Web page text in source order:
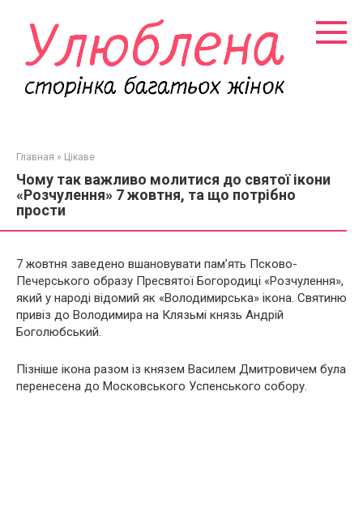
контенту
Главная » Цікаве
Чому так важливо молитися до святої ікони
«Розчулення» 7 жовтня, та що потрібно
прости
7 жовтня заведено вшановувати пам’ять Псково-
Печерського образу Пресвятої Богородиці «Розчулення»,
який у народі відомий як «Володимирська» ікона. Святиню
привіз до Володимира на Клязьмі князь Андрій
Боголюбський.
Пізніше ікона разом із князем Василем Дмитровичем була
перенесена до Московського Успенського собору.